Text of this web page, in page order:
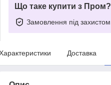
Що таке купити з Пром?
Замовлення під захистом
Доставка